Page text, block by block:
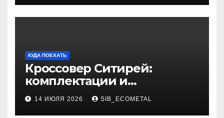
КУДА ПОЕХАТЬ
Кроссовер Ситирей:
комплектации и
характеристики
14 ИЮЛЯ 2026 SIB_ECOMETAL